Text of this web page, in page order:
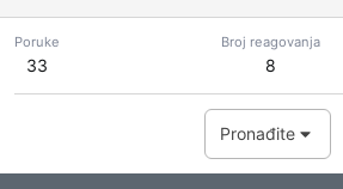
Poruke
33
Broj reagovanja
8
Pronađite